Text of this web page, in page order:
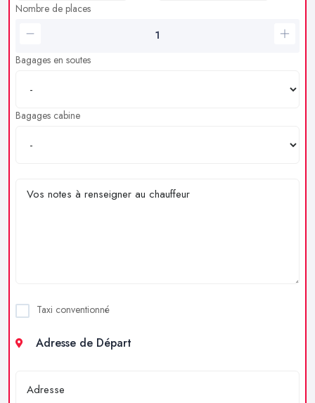
Nombre de places
Bagages en soutes
Bagages cabine
Taxi conventionné
Adresse de Départ